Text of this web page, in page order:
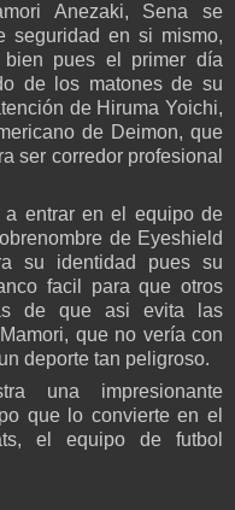
Anezaki, Sena se
seguridad en si mismo,
pues el primer día
de los matones de su
de Hiruma Yoichi,
de Deimon, que
ser corredor profesional
a entrar en el equipo de
de Eyeshield
su identidad pues su
facil para que otros
de que asi evita las
que no vería con
deporte tan peligroso.
una impresionante
que lo convierte en el
el equipo de futbol